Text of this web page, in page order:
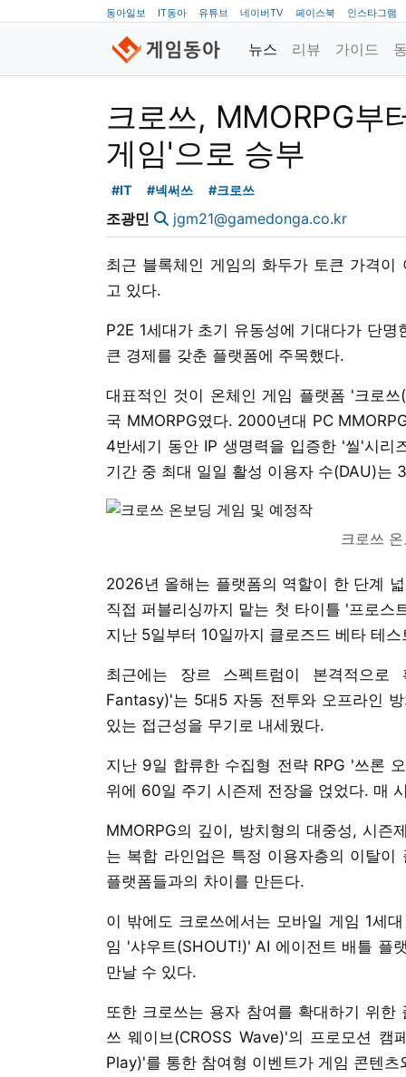
동아일보 IT동아 유튜브 네이버TV 페이스북 인스타그램
뉴스 리뷰 가이드
크로쓰, MMORPG부
게임'으로 승부
#IT #넥써쓰 #크로쓰
조광민 jgm21@gamedonga.co.kr
최근 블록체인 게임의 화두가 토큰 가격
고 있다.
P2E 1세대가 초기 유동성에 기대다가 단
큰 경제를 갖춘 플랫폼에 주목했다.
대표적인 것이 온체인 게임 플랫폼 '크로
국 MMORPG였다. 2000년대 PC
4반세기 동안 IP 생명력을 입증한 '씰'시리
기간 중 최대 일일 활성 이용자 수(DAU)는
크로쓰
2026년 올해는 플랫폼의 역할이 한 단계
직접 퍼블리싱까지 맡는 첫 타이틀 '프로
지난 5일부터 10일까지 클로즈드 베타 테
최근에는 장르 스펙트럼이 본격적으
Fantasy)'는 5대5 자동 전투와 오프라인
있는 접근성을 무기로 내세웠다.
지난 9일 합류한 수집형 전략 RPG '쓰론
위에 60일 주기 시즌제 전장을 얹었다. 매
MMORPG의 깊이, 방치형의 대중성, 시즌
는 복합 라인업은 특정 이용자층의 이탈
플랫폼들과의 차이를 만든다.
이 밖에도 크로쓰에서는 모바일 게임 1세
임 '샤우트(SHOUT!)' AI 에이전트 배틀 플
만날 수 있다.
또한 크로쓰는 용자 참여를 확대하기 위
쓰 웨이브(CROSS Wave)'의 프로모션 캠
Play)'를 통한 참여형 이벤트가 게임 콘텐